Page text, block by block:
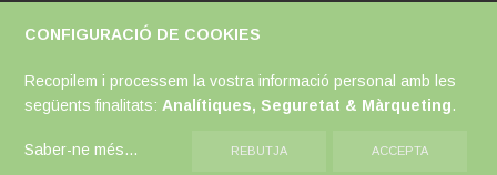
CONFIGURACIÓ DE COOKIES
Recopilem i processem la vostra informació personal amb les
següents finalitats: Analítiques, Seguretat & Màrqueting.
Saber-ne més... REBUTJA ACCEPTA